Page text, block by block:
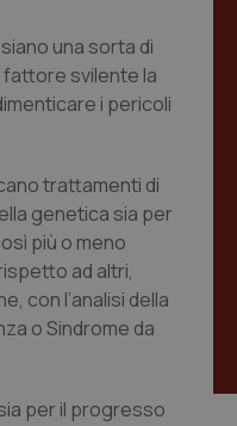
una sorta di
svilente la
i pericoli
trattamenti di
genetica sia per
più o meno
ad altri,
con l’analisi della
o Sindrome da
per il progresso